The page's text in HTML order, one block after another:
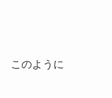
このように